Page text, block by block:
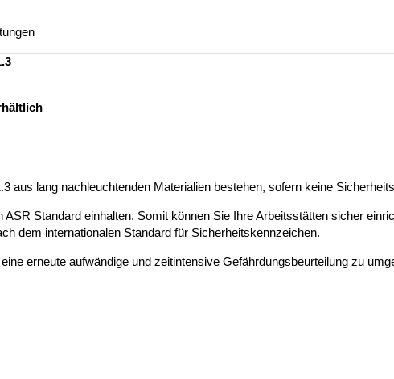
aus lang nachleuchtenden Materialien bestehen, sofern keine
Standard einhalten. Somit können Sie Ihre Arbeitsstätten sicher
dem internationalen Standard für Sicherheitskennzeichen.
erneute aufwändige und zeitintensive Gefährdungsbeurteilung zu